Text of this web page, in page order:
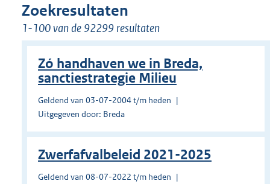
Zoekresultaten
1-100 van de 92299 resultaten
Zó handhaven we in Breda,
sanctiestrategie Milieu
Geldend van 03-07-2004 t/m heden
Uitgegeven door: Breda
Zwerfafvalbeleid 2021-2025
Geldend van 08-07-2022 t/m heden